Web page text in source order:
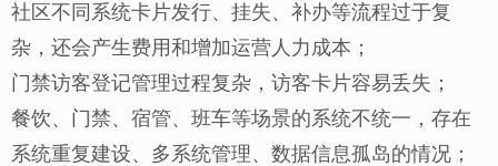
社区不同系统卡片发行、挂失、补办等流程过于复
杂，还会产生费用和增加运营人力成本；
门禁访客登记管理过程复杂，访客卡片容易丢失；
餐饮、门禁、宿管、班车等场景的系统不统一，存在
系统重复建设、多系统管理、数据信息孤岛的情况；